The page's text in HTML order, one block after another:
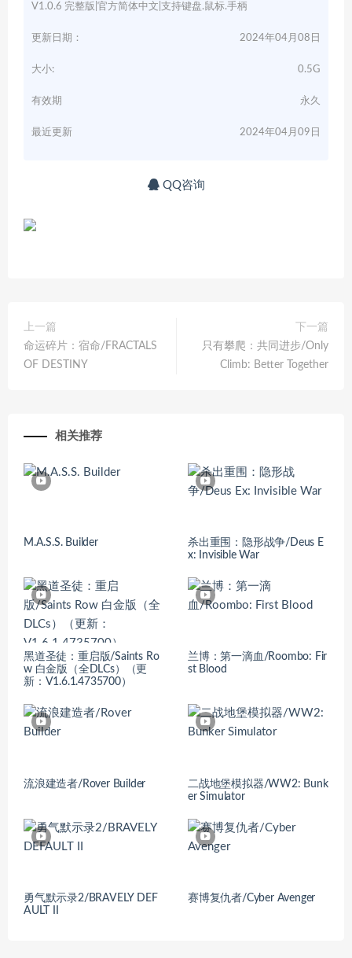
V1.0.6 完整版|官方简体中文|支持键盘.鼠标.手柄
更新日期： 2024年04月08日
大小: 0.5G
有效期 永久
最近更新 2024年04月09日
QQ咨询
上一篇
命运碎片：宿命/FRACTALS
OF DESTINY
下一篇
只有攀爬：共同进步/Only
Climb: Better Together
相关推荐
M.A.S.S. Builder
杀出重围：隐形战争/Deus E
x: Invisible War
黑道圣徒：重启版/Saints Ro
w 白金版（全DLCs）（更
新：V1.6.1.4735700）
兰博：第一滴血/Roombo: Fir
st Blood
流浪建造者/Rover Builder
二战地堡模拟器/WW2: Bunk
er Simulator
勇气默示录2/BRAVELY DEF
AULT II
赛博复仇者/Cyber Avenger